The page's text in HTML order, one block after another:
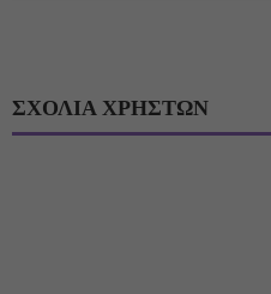
ΣΧΟΛΙΑ ΧΡΗΣΤΩΝ